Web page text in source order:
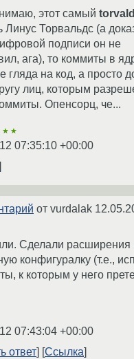
этот самый
Линус Торвальдс (а
подписи он не
ага), то коммиты в
гляда на код, а просто
лиц, которым
Опенсорц, че...
★★
07:35:10 +00:00
от vurdalak
Сделали расширения
конфигуралку (т.е.,
к которым у него
07:43:04 +00:00
ответ
Ссылка